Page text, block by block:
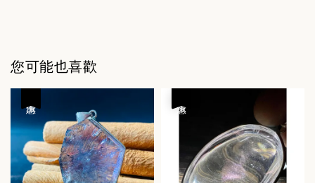
您可能也喜歡